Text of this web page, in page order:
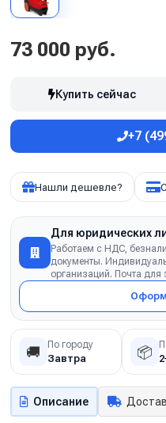
73 000 руб.
Купить сейчас
+7
Нашли дешевле?
Для юридических
Работаем с НДС,
документы.
организаций. Почта для
🚚 По городу
Завтра 📦
Описание